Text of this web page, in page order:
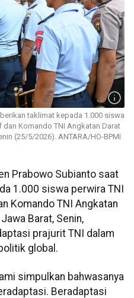
taklimat kepada 1.000 siswa
dan Komando TNI Angkatan Darat
(25/5/2026). ANTARA/HO-BPMI
Prabowo Subianto saat
1.000 siswa perwira TNI
Komando TNI Angkatan
Barat, Senin,
prajurit TNI dalam
global.
simpulkan bahwasanya
Beradaptasi